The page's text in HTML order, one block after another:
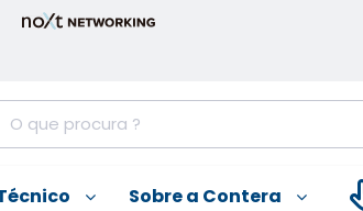
Sobre a Contera